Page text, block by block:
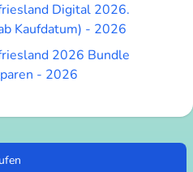
Digital 2026.
Kaufdatum) - 2026
2026 Bundle
- 2026